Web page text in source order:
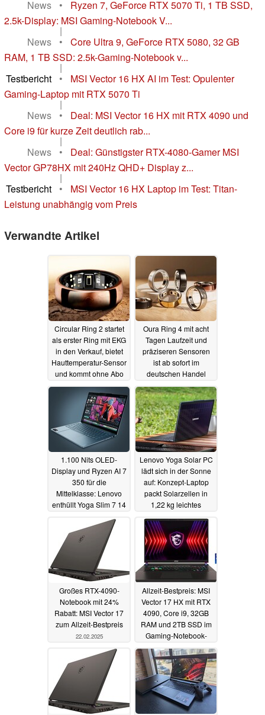
News
•
Ryzen 7, GeForce RTX 5070 Ti, 1 TB SSD,
2.5k-Display: MSI Gaming-Notebook V...
|
News
•
Core Ultra 9, GeForce RTX 5080, 32 GB
RAM, 1 TB SSD: 2.5k-Gaming-Notebook v...
|
Testbericht
•
MSI Vector 16 HX AI im Test: Opulenter
Gaming-Laptop mit RTX 5070 Ti
|
News
•
Deal: MSI Vector 16 HX mit RTX 4090 und
Core i9 für kurze Zeit deutlich rab...
|
News
•
Deal: Günstigster RTX-4080-Gamer MSI
Vector GP78HX mit 240Hz QHD+ Display z...
|
Testbericht
•
MSI Vector 16 HX Laptop im Test: Titan-
Leistung unabhängig vom Preis
Verwandte Artikel
Circular Ring 2 startet
als erster Ring mit EKG
in den Verkauf, bietet
Hauttemperatur-Sensor
und kommt ohne Abo
aus05.03.2025
Oura Ring 4 mit acht
Tagen Laufzeit und
präziseren Sensoren
ist ab sofort im
deutschen Handel
erhältlich03.03.2025
1.100 Nits OLED-
Display und Ryzen AI 7
350 für die
Mittelklasse: Lenovo
enthüllt Yoga Slim 7 14
Lenovo Yoga Solar PC
lädt sich in der Sonne
auf: Konzept-Laptop
packt Solarzellen in
1,22 kg leichtes
03.03.2025
Großes RTX-4090-
Notebook mit 24%
Rabatt: MSI Vector 17
zum Allzeit-Bestpreis
22.02.2025
Allzeit-Bestpreis: MSI
Vector 17 HX mit RTX
4090, Core i9, 32GB
RAM und 2TB SSD im
Gaming-Notebook-
Deal23.08.2024